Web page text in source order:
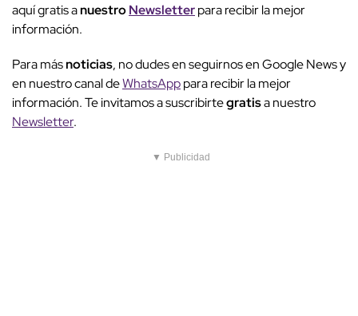
aquí gratis anuestroNewsletterpara recibir la mejor
información.
Para másnoticias, no dudes en seguirnos en Google News y
en nuestro canal deWhatsApppara recibir la mejor
información. Te invitamos a suscribirtegratisa nuestro
Newsletter.
▼ Publicidad